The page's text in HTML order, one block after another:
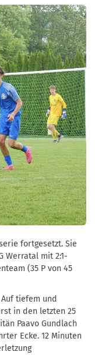
fortgesetzt. Sie
Werratal mit 2:1-
(35 P von 45
tiefem und
in den letzten 25
Paavo Gundlach
Ecke. 12 Minuten